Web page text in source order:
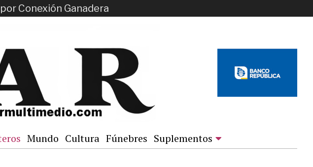
Conexión Ganadera
Mundo Cultura Fúnebres Suplementos